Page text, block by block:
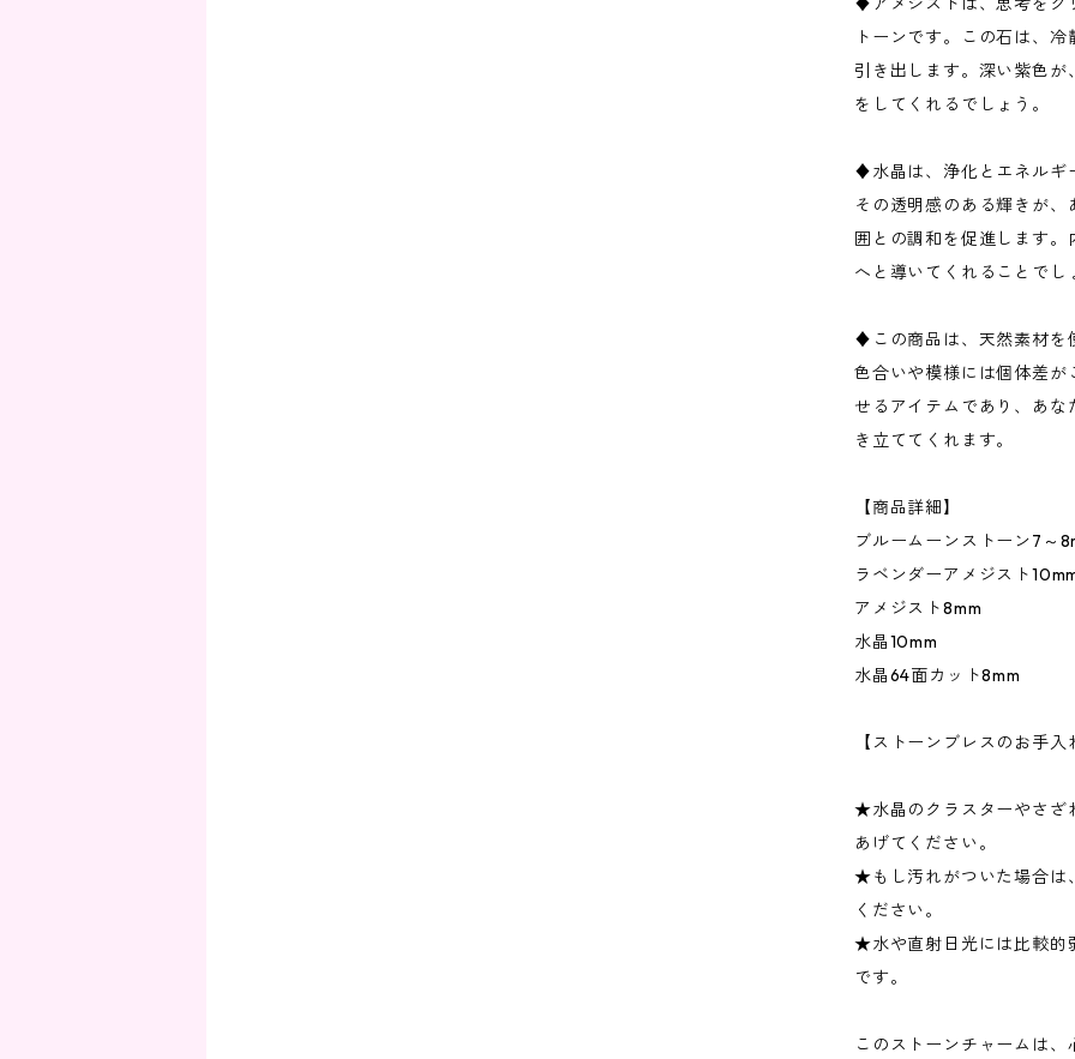
トーンです。この石は、
引き出します。深い紫色
をしてくれるでしょう。
♦水晶は、浄化とエネルギ
その透明感のある輝きが
囲との調和を促進します
へと導いてくれることでし
♦この商品は、天然素材を
色合いや模様には個体差
せるアイテムであり、あ
き立ててくれます。
【商品詳細】
ブルームーンストーン7～
ラベンダーアメジスト
アメジスト8mm
水晶10mm
水晶64面カット8mm
【ストーンブレスのお手入
★水晶のクラスターやさざ
あげてください。
★もし汚れがついた場合は
ください。
★水や直射日光には比較的
です。
このストーンチャームは